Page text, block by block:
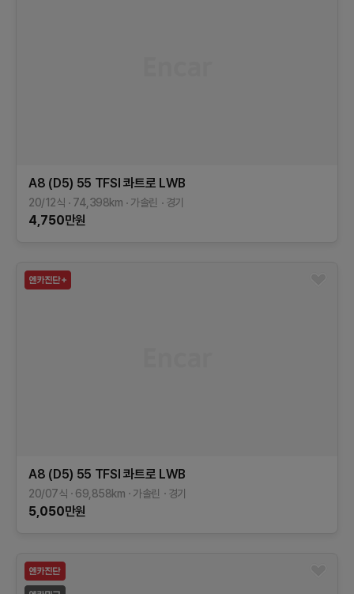
A8 (D5) 55 TFSI 콰트로 LWB
20/12식 74,398km 가솔린 경기
4,750만원
A8 (D5) 55 TFSI 콰트로 LWB
20/07식 69,858km 가솔린 경기
5,050만원